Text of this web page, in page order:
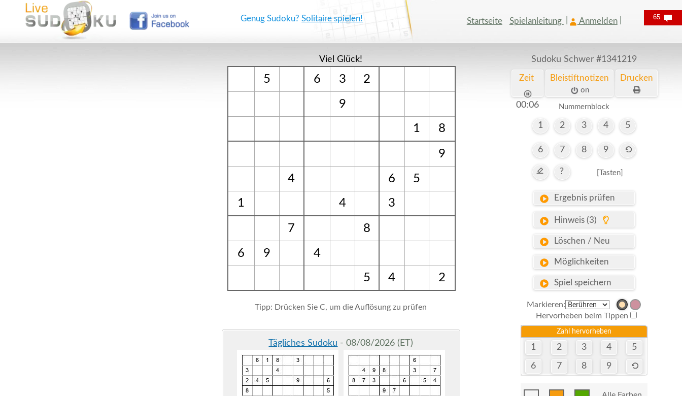
Genug Sudoku?Solitaire spielen! Startseite Spielanleitung Anmelden
Viel Glück!
5 6 3 2
9
1
8
9
4 6
5
1
4 3
7 8
6 9
4
5
4 2
Tipp: Drücken Sie C, um die Auflösung zu prüfen
Tägliches Sudoku - 08/08/2026 (ET)
Sudoku Schwer #1341219
Zeit
00:07
Bleistiftnotizen
on
Drucken
Nummernblock
1 2 3 4 5
6 7 8 9
? [Tasten]
Ergebnis prüfen
Hinweis (3)
Löschen / Neu
Möglichkeiten
Spiel speichern
Markieren:
Hervorheben beim Tippen
Zahl hervorheben
1 2 3 4 5
6 7 8 9
65